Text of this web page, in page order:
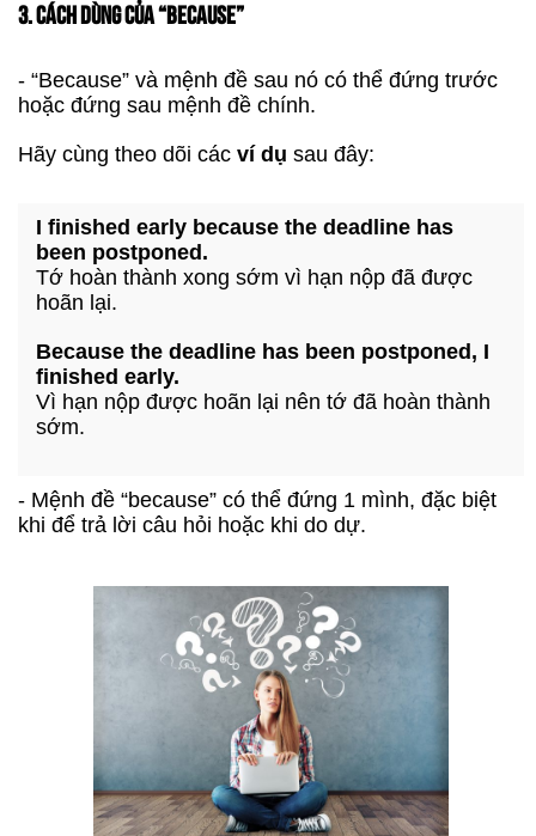
3. CÁCH DÙNG CỦA “BECAUSE”
- “Because” và mệnh đề sau nó có thể đứng trước
hoặc đứng sau mệnh đề chính.
Hãy cùng theo dõi các ví dụ sau đây:
I finished early because the deadline has
been postponed.
Tớ hoàn thành xong sớm vì hạn nộp đã được
hoãn lại.
Because the deadline has been postponed, I
finished early.
Vì hạn nộp được hoãn lại nên tớ đã hoàn thành
sớm.
- Mệnh đề “because” có thể đứng 1 mình, đặc biệt
khi để trả lời câu hỏi hoặc khi do dự.